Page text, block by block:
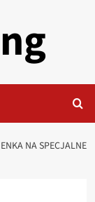
NA SPECJALNE